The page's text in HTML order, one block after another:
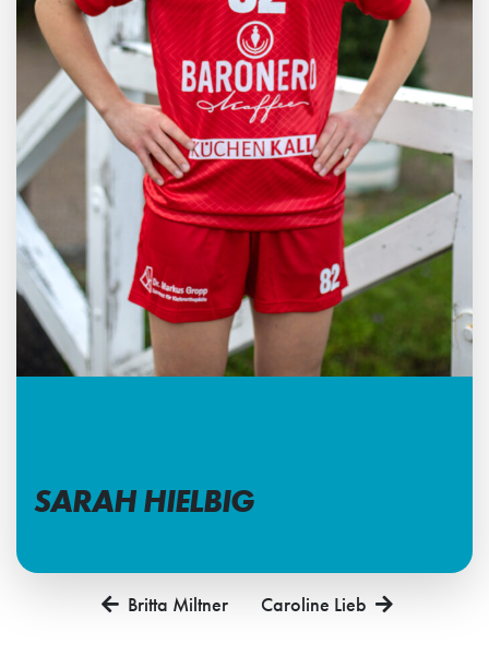
SARAH HIELBIG
Britta Miltner Caroline Lieb